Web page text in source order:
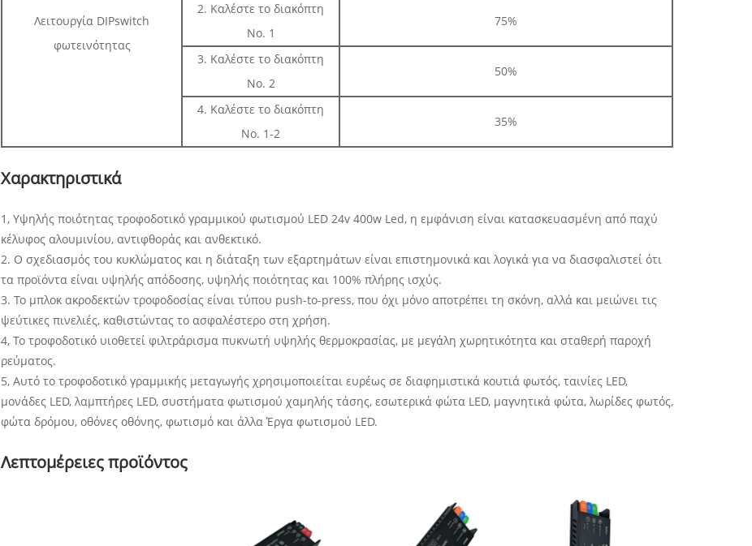
Λειτουργία DIPswitch
φωτεινότητας
2. Καλέστε το διακόπτη
Νο. 1
75%
3. Καλέστε το διακόπτη
Νο. 2
50%
4. Καλέστε το διακόπτη
Νο. 1-2
35%
Χαρακτηριστικά
1, Υψηλής ποιότητας τροφοδοτικό γραμμικού φωτισμού LED 24v 400w Led, η εμφάνιση είναι κατασκευασμένη από παχύ
κέλυφος αλουμινίου, αντιφθοράς και ανθεκτικό.
2. Ο σχεδιασμός του κυκλώματος και η διάταξη των εξαρτημάτων είναι επιστημονικά και λογικά για να διασφαλιστεί ότι
τα προϊόντα είναι υψηλής απόδοσης, υψηλής ποιότητας και 100% πλήρης ισχύς.
3. Το μπλοκ ακροδεκτών τροφοδοσίας είναι τύπου push-to-press, που όχι μόνο αποτρέπει τη σκόνη, αλλά και μειώνει τις
ψεύτικες πινελιές, καθιστώντας το ασφαλέστερο στη χρήση.
4, Το τροφοδοτικό υιοθετεί φιλτράρισμα πυκνωτή υψηλής θερμοκρασίας, με μεγάλη χωρητικότητα και σταθερή παροχή
ρεύματος.
5, Αυτό το τροφοδοτικό γραμμικής μεταγωγής χρησιμοποιείται ευρέως σε διαφημιστικά κουτιά φωτός, ταινίες LED,
μονάδες LED, λαμπτήρες LED, συστήματα φωτισμού χαμηλής τάσης, εσωτερικά φώτα LED, μαγνητικά φώτα, λωρίδες φωτός,
φώτα δρόμου, οθόνες οθόνης, φωτισμό και άλλα Έργα φωτισμού LED.
Λεπτομέρειες προϊόντος